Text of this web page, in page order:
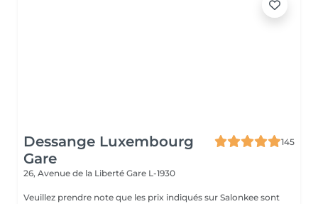
Dessange Luxembourg
Gare
145
26, Avenue de la Liberté Gare L-1930
Veuillez prendre note que les prix indiqués sur Salonkee sont